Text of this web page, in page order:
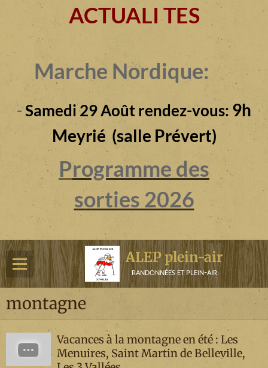
ACTUALI TES
Marche Nordique:
-Samedi 29 Août rendez-vous: 9h
Meyrié (salle Prévert)
Programme des
sorties 2026
ALEP plein-air
randonnées et plein-air
montagne
Vacances à la montagne en été : Les
Menuires, Saint Martin de Belleville,